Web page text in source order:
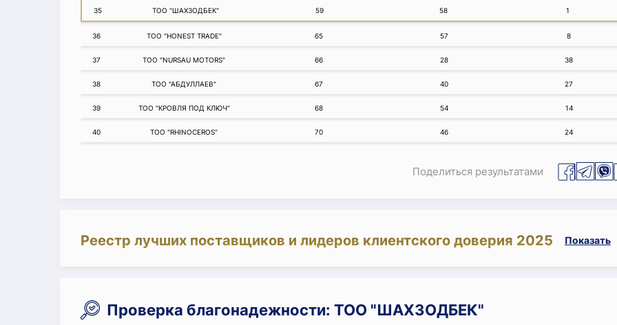
35 ТОО "ШАХЗОДБЕК" 59 58 1
36 ТОО "HONEST TRADE" 65 57 8
37 ТОО "NURSAU MOTORS" 66 28 38
38 ТОО "АБДУЛЛАЕВ" 67 40 27
39 ТОО "КРОВЛЯ ПОД КЛЮЧ" 68 54 14
40 ТОО "RHINOCEROS" 70 46 24
Поделиться результатами
Реестр лучших поставщиков и лидеров клиентского доверия 2025 Показать
Проверка благонадежности: ТОО "ШАХЗОДБЕК"